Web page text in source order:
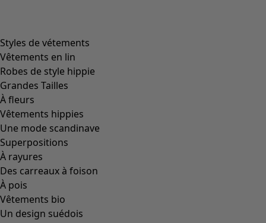
Styles de vétements
Vêtements en lin
Robes de style hippie
Grandes Tailles
À fleurs
Vêtements hippies
Une mode scandinave
Superpositions
À rayures
Des carreaux à foison
À pois
Vêtements bio
Un design suédois